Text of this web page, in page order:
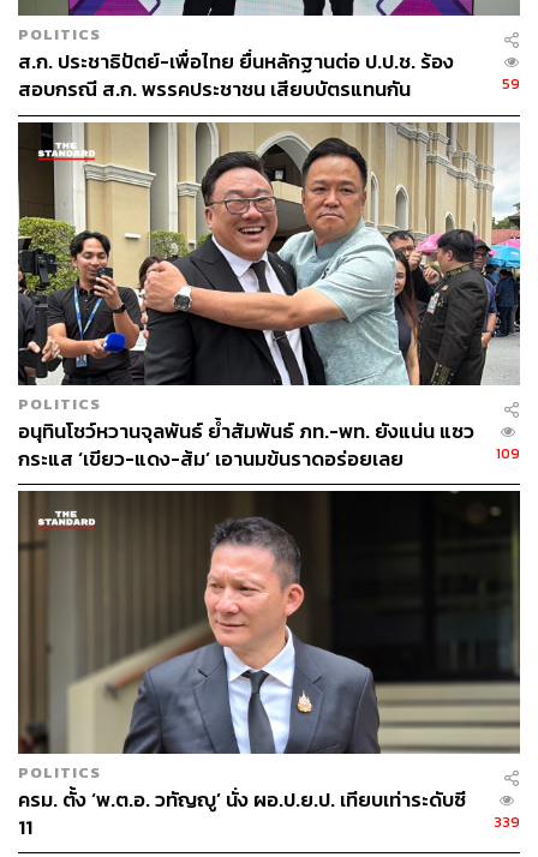
POLITICS
ส.ก. ประชาธิปัตย์-เพื่อไทย ยื่นหลักฐานต่อ ป.ป.ช. ร้อง
สอบกรณี ส.ก. พรรคประชาชน เสียบบัตรแทนกัน
59
POLITICS
อนุทินโชว์หวานจุลพันธ์ ย้ำสัมพันธ์ ภท.-พท. ยังแน่น แซว
กระแส ‘เขียว-แดง-ส้ม’ เอานมข้นราดอร่อยเลย
109
POLITICS
ครม. ตั้ง ‘พ.ต.อ. วทัญญู’ นั่ง ผอ.ป.ย.ป. เทียบเท่าระดับซี
11
339